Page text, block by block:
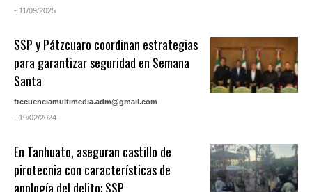
- 11/09/2025
SSP y Pátzcuaro coordinan estrategias
para garantizar seguridad en Semana
Santa
frecuenciamultimedia.adm@gmail.com
- 19/02/2024
En Tanhuato, aseguran castillo de
pirotecnia con características de
apología del delito: SSP